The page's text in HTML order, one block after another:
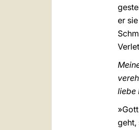
er
liebe
geht,